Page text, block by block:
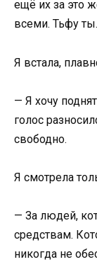
ещё их за это
всеми. Тьфу
Я встала,
— Я хочу
голос
свободно.
Я смотрела
— За людей,
средствам.
никогда не